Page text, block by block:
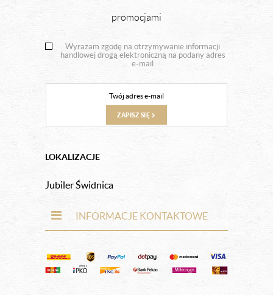
promocjami
Wyrażam zgodę na otrzymywanie informacji
handlowej drogą elektroniczną na podany adres
e-mail
ZAPISZ SIĘ
LOKALIZACJE
Jubiler Świdnica
INFORMACJE KONTAKTOWE